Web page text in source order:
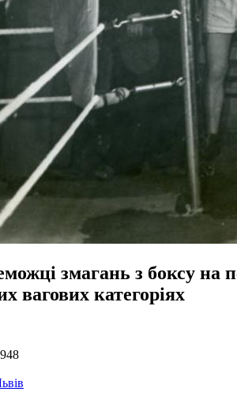
змагань з боксу
вагових категоріях